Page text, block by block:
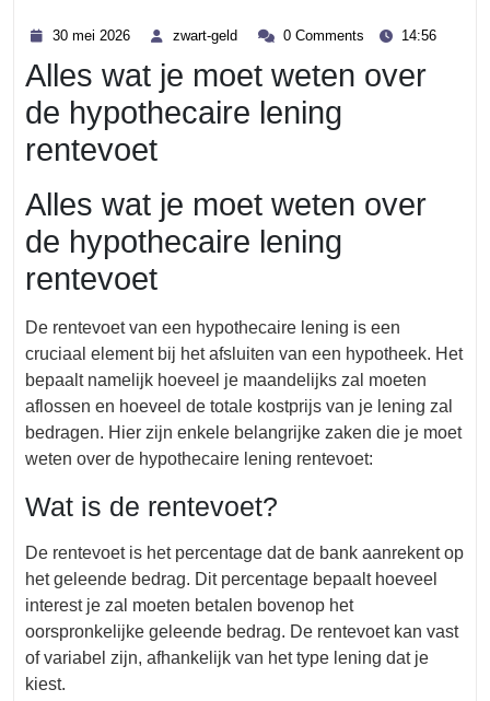
30 mei 2026
2026
zwart-geld
zwart- 0 Comments 14:56
Alles wat je moet weten over
de hypothecaire lening
rentevoet
Alles wat je moet weten over
de hypothecaire lening
rentevoet
De rentevoet van een hypothecaire lening is een
cruciaal element bij het afsluiten van een hypotheek. Het
bepaalt namelijk hoeveel je maandelijks zal moeten
aflossen en hoeveel de totale kostprijs van je lening zal
bedragen. Hier zijn enkele belangrijke zaken die je moet
weten over de hypothecaire lening rentevoet:
Wat is de rentevoet?
De rentevoet is het percentage dat de bank aanrekent op
het geleende bedrag. Dit percentage bepaalt hoeveel
interest je zal moeten betalen bovenop het
oorspronkelijke geleende bedrag. De rentevoet kan vast
of variabel zijn, afhankelijk van het type lening dat je
kiest.